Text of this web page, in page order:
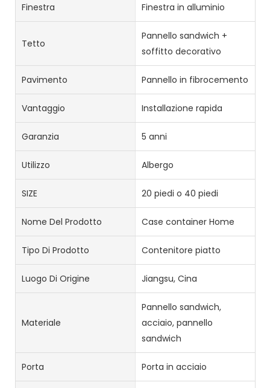
Finestra Finestra in alluminio
Tetto
Pannello sandwich +
soffitto decorativo
Pavimento Pannello in fibrocemento
Vantaggio Installazione rapida
Garanzia 5 anni
Utilizzo Albergo
SIZE 20 piedi o 40 piedi
Nome Del Prodotto Case container Home
Tipo Di Prodotto Contenitore piatto
Luogo Di Origine Jiangsu, Cina
Materiale
Pannello sandwich,
acciaio, pannello
sandwich
Porta Porta in acciaio